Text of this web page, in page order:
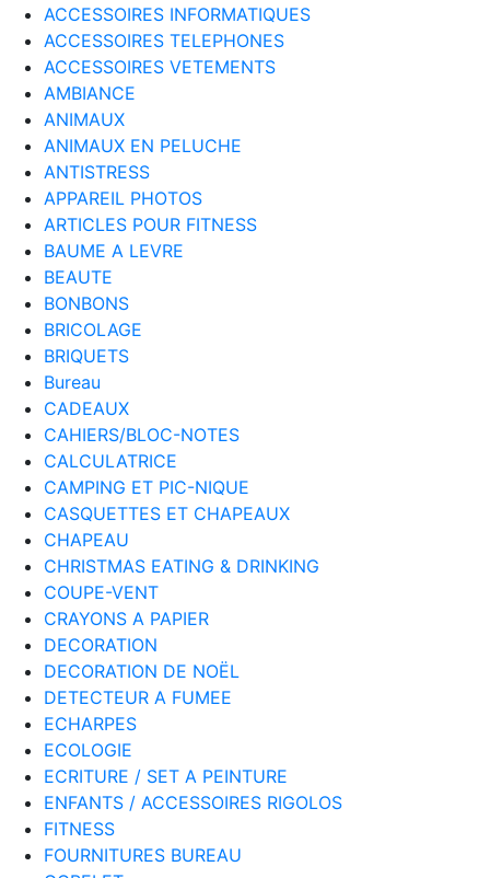
ACCESSOIRES INFORMATIQUES
ACCESSOIRES TELEPHONES
ACCESSOIRES VETEMENTS
AMBIANCE
ANIMAUX
ANIMAUX EN PELUCHE
ANTISTRESS
APPAREIL PHOTOS
ARTICLES POUR FITNESS
BAUME A LEVRE
BEAUTE
BONBONS
BRICOLAGE
BRIQUETS
Bureau
CADEAUX
CAHIERS/BLOC-NOTES
CALCULATRICE
CAMPING ET PIC-NIQUE
CASQUETTES ET CHAPEAUX
CHAPEAU
CHRISTMAS EATING & DRINKING
COUPE-VENT
CRAYONS A PAPIER
DECORATION
DECORATION DE NOËL
DETECTEUR A FUMEE
ECHARPES
ECOLOGIE
ECRITURE / SET A PEINTURE
ENFANTS / ACCESSOIRES RIGOLOS
FITNESS
FOURNITURES BUREAU